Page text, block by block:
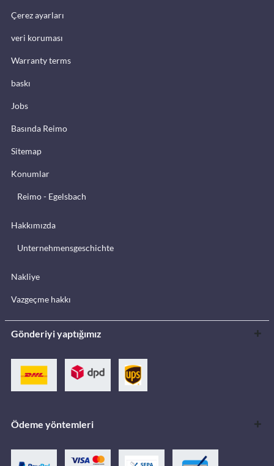
Çerez ayarları
veri koruması
Warranty terms
baskı
Jobs
Basında Reimo
Sitemap
Konumlar
Reimo - Egelsbach
Hakkımızda
Unternehmensgeschichte
Nakliye
Vazgeçme hakkı
Gönderiyi yaptığımız
Ödeme yöntemleri